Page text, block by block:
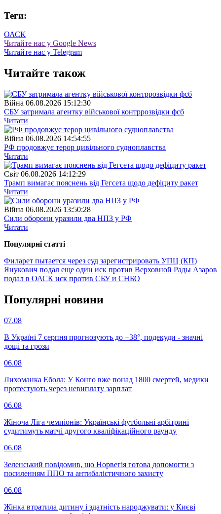
Теги:
ОАСК
Читайте нас у Google News
Читайте нас у Telegram
Читайте також
Війна 06.08.2026 15:12:30
СБУ затримала агентку військової контррозвідки фсб
Читати
Війна 06.08.2026 14:54:55
РФ продовжує терор цивільного судноплавства
Читати
Свiт 06.08.2026 14:12:29
Трамп вимагає пояснень від Гегсета щодо дефіциту ракет
Читати
Війна 06.08.2026 13:50:28
Сили оборони уразили два НПЗ у РФ
Читати
Популярнi статтi
Филарет пытается через суд зарегистрировать УПЦ (КП)
Янукович подал еще один иск против Верховной Рады Азаров
подал в ОАСК иск против СБУ и СНБО
Популярнi новини
07.08
В Україні 7 серпня прогнозують до +38°, подекуди - значні
дощі та грози
06.08
Лихоманка Ебола: У Конго вже понад 1800 смертей, медики
протестують через невиплату зарплат
06.08
Жіноча Ліга чемпіонів: Українські футбольні арбітрині
судитимуть матчі другого кваліфікаційного раунду
06.08
Зеленський повідомив, що Норвегія готова допомогти з
посиленням ППО та антибалістичного захисту
06.08
Жінка втратила дитину і здатність народжувати: у Києві